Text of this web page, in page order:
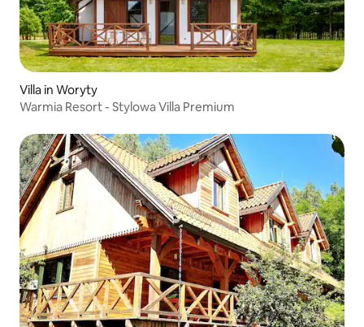
Villa in Woryty
Warmia Resort - Stylowa Villa Premium